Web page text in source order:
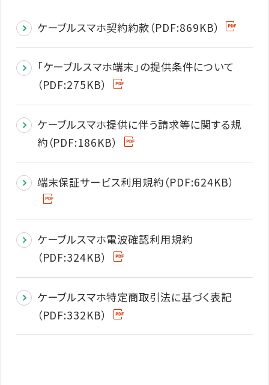
ケーブルスマホ契約約款（PDF:869KB）
｢ケーブルスマホ端末｣の提供条件について
（PDF:275KB）
ケーブルスマホ提供に伴う請求等に関する規
約（PDF:186KB）
端末保証サービス利用規約（PDF:624KB）
ケーブルスマホ電波確認利用規約
（PDF:324KB）
ケーブルスマホ特定商取引法に基づく表記
（PDF:332KB）